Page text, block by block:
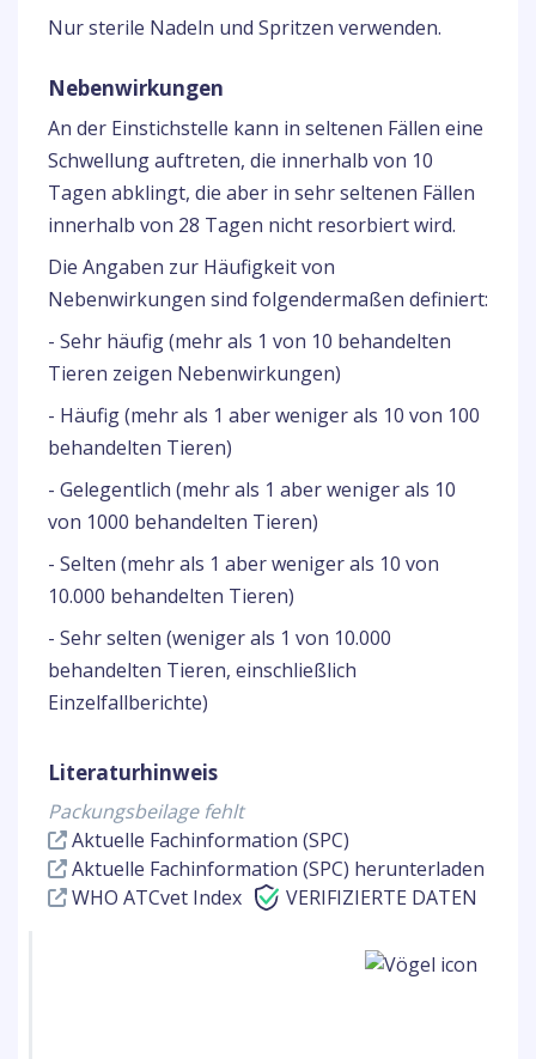
Nur sterile Nadeln und Spritzen verwenden.
Nebenwirkungen
An der Einstichstelle kann in seltenen Fällen eine
Schwellung auftreten, die innerhalb von 10
Tagen abklingt, die aber in sehr seltenen Fällen
innerhalb von 28 Tagen nicht resorbiert wird.
Die Angaben zur Häufigkeit von
Nebenwirkungen sind folgendermaßen definiert:
- Sehr häufig (mehr als 1 von 10 behandelten
Tieren zeigen Nebenwirkungen)
- Häufig (mehr als 1 aber weniger als 10 von 100
behandelten Tieren)
- Gelegentlich (mehr als 1 aber weniger als 10
von 1000 behandelten Tieren)
- Selten (mehr als 1 aber weniger als 10 von
10.000 behandelten Tieren)
- Sehr selten (weniger als 1 von 10.000
behandelten Tieren, einschließlich
Einzelfallberichte)
Literaturhinweis
Packungsbeilage fehlt
Aktuelle Fachinformation (SPC)
Aktuelle Fachinformation (SPC) herunterladen
WHO ATCvet Index
VERIFIZIERTE DATEN